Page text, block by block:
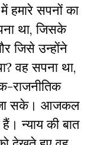
हमारे सपनों का
था, जिसके
जिसे उन्होंने
वह सपना था,
राजनीतिक
जा सके। आजकल
न्याय की बात